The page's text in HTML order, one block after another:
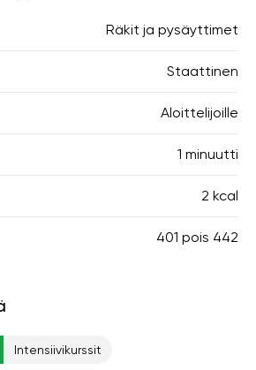
Räkit ja pysäyttimet
Staattinen
Aloittelijoille
1 minuutti
2 kcal
401 pois 442
Intensiivikurssit